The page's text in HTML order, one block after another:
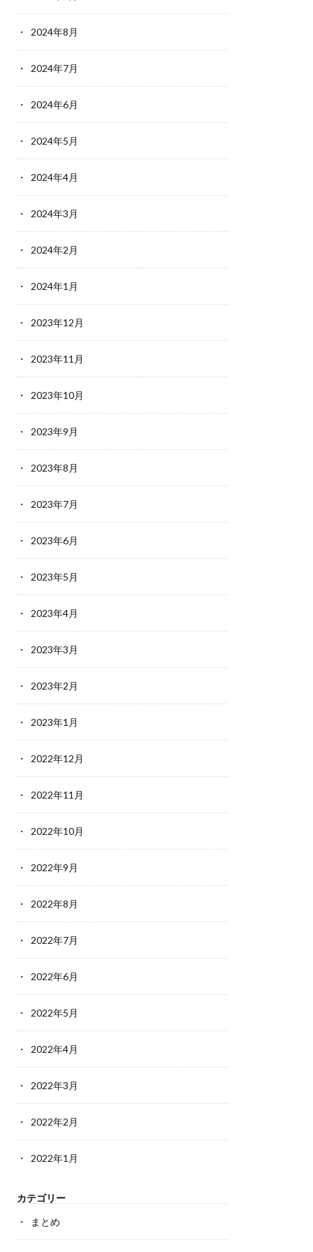
2024年8月
2024年7月
2024年6月
2024年5月
2024年4月
2024年3月
2024年2月
2024年1月
2023年12月
2023年11月
2023年10月
2023年9月
2023年8月
2023年7月
2023年6月
2023年5月
2023年4月
2023年3月
2023年2月
2023年1月
2022年12月
2022年11月
2022年10月
2022年9月
2022年8月
2022年7月
2022年6月
2022年5月
2022年4月
2022年3月
2022年2月
2022年1月
カテゴリー
まとめ